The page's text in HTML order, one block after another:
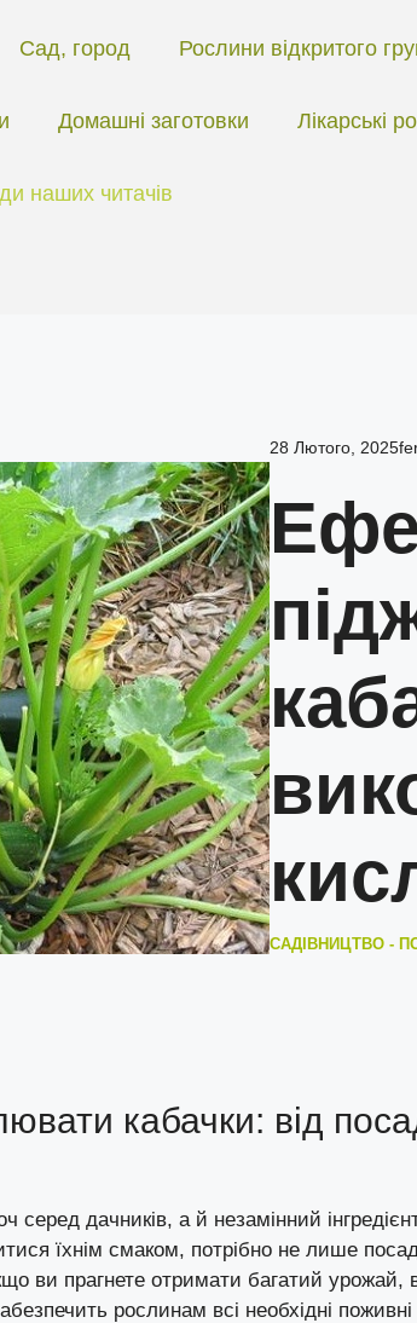
Сад, город Рослини відкритого
Домашні заготовки Лікарські
наших читачів
28 Лютого, 2025
САДІВНИЦТВО -
кабачки: від
дачників, а й незамінний
їхнім смаком, потрібно не лише
ви прагнете отримати багатий урожай,
рослинам всі необхідні